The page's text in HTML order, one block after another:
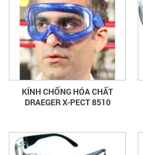
KÍNH CHỐNG HÓA CHẤT
DRAEGER X-PECT 8510